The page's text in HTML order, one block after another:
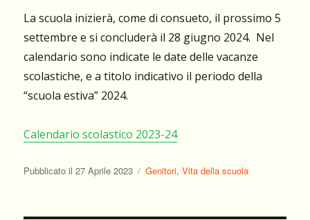
La scuola inizierà, come di consueto, il prossimo 5
settembre e si concluderà il 28 giugno 2024. Nel
calendario sono indicate le date delle vacanze
scolastiche, e a titolo indicativo il periodo della
“scuola estiva” 2024.
Calendario scolastico 2023-24
Pubblicato ilPubblicato
27 Aprile 2023 Categorie
Genitori,Vita della scuola